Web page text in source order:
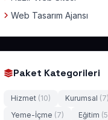
Web Tasarım Ajansı
Paket Kategorileri
Hizmet (10) Kurumsal (7)
Yeme-İçme (7) Eğitim